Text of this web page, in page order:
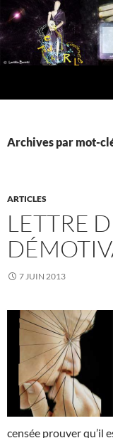
Aller
au
contenu
Archives par mot-
ARTICLES
LETTRE
7 JUIN 2013
censée prouver qu’il